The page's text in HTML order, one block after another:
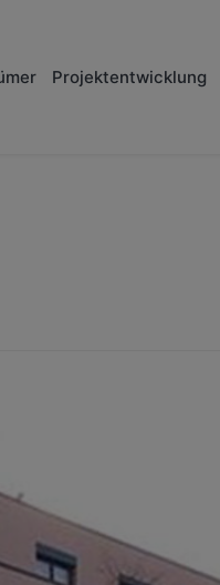
Projektentwicklung